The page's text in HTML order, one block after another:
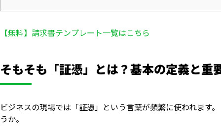
【無料】請求書テンプレート一覧はこちら
そもそも「証憑」とは？基本の定義と重
ビジネスの現場では「証憑」という言葉が頻繁に使われます
うか。